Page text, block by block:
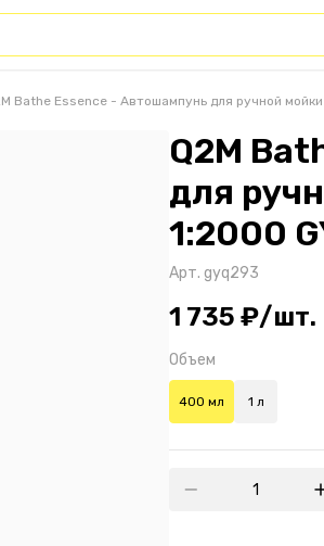
Bathe Essence - Автошампунь для ручной
Q2M
для
1:2000
Арт. gyq293
1 735 ₽/шт.
Объем
400 мл 1 л